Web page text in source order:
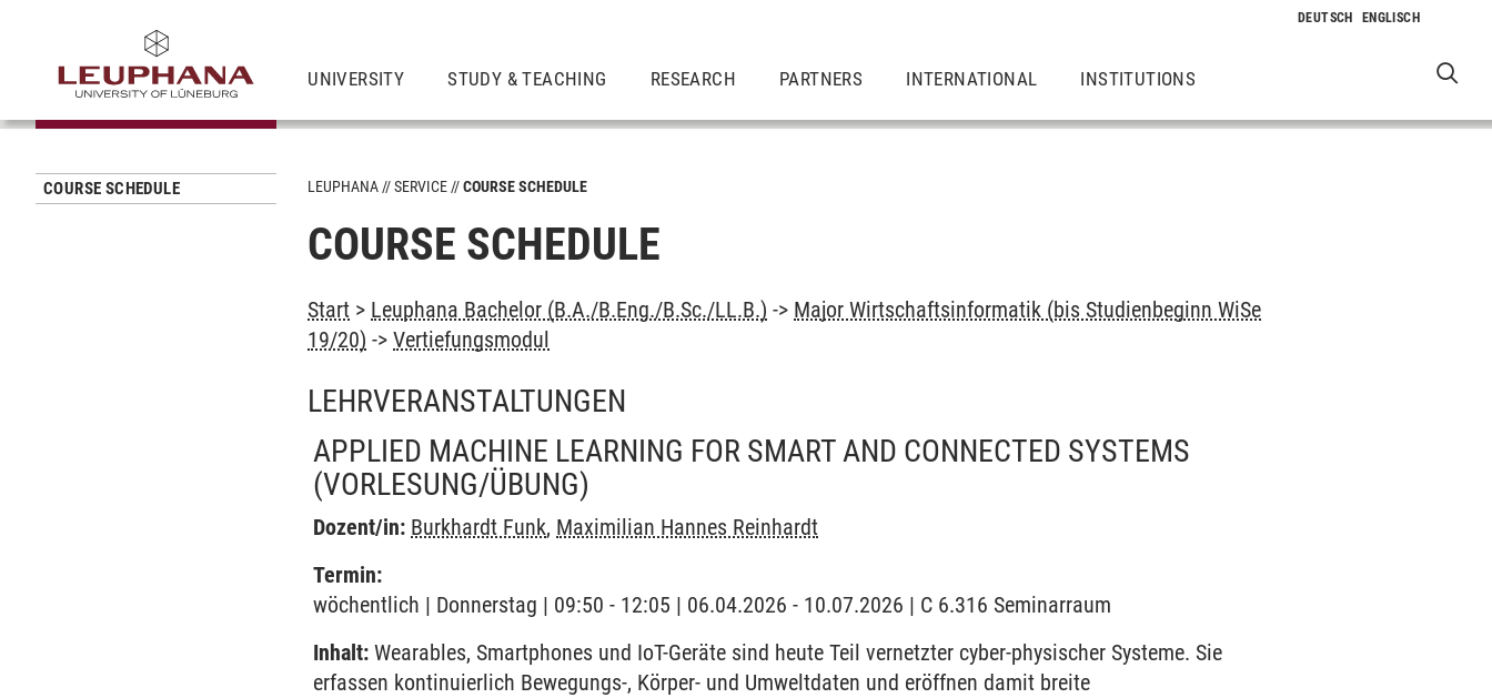
UNIVERSITY STUDY & TEACHING RESEARCH PARTNERS INTERNATIONAL INSTITUTIONS
COURSE SCHEDULE LEUPHANA SERVICE COURSE SCHEDULE
COURSE SCHEDULE
Start > Leuphana Bachelor (B.A./B.Eng./B.Sc./LL.B.) -> Major Wirtschaftsinformatik (bis Studienbeginn WiSe
19/20) ->Vertiefungsmodul
LEHRVERANSTALTUNGEN
APPLIED MACHINE LEARNING FOR SMART AND CONNECTED SYSTEMS
(VORLESUNG/ÜBUNG)
Dozent/in: Burkhardt Funk, Maximilian Hannes Reinhardt
Termin:
wöchentlich | Donnerstag | 09:50 - 12:05 | 06.04.2026 - 10.07.2026 | C 6.316 Seminarraum
Inhalt: Wearables, Smartphones und IoT-Geräte sind heute Teil vernetzter cyber-physischer Systeme. Sie
erfassen kontinuierlich Bewegungs-, Körper- und Umweltdaten und eröffnen damit breite